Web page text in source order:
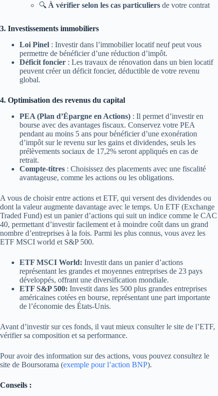
🔍 À vérifier selon les cas particuliers de votre contrat
3. Investissements immobiliers
Loi Pinel : Investir dans l’immobilier locatif neuf peut vous
permettre de bénéficier d’une réduction d’impôt.
Déficit foncier : Les travaux de rénovation dans un bien locatif
peuvent créer un déficit foncier, déductible de votre revenu
global.
4. Optimisation des revenus du capital
PEA (Plan d’Épargne en Actions) : Il permet d’investir en
bourse avec des avantages fiscaux. Conservez votre PEA
pendant au moins 5 ans pour bénéficier d’une exonération
d’impôt sur le revenu sur les gains et dividendes, seuls les
prélèvements sociaux de 17,2% seront appliqués en cas de
retrait.
Compte-titres : Choisissez des placements avec une fiscalité
avantageuse, comme les actions ou les obligations.
A vous de choisir entre actions et ETF, qui versent des dividendes ou
dont la valeur augmente davantage avec le temps. Un ETF (Exchange
Traded Fund) est un panier d’actions qui suit un indice comme le CAC
40, permettant d’investir facilement et à moindre coût dans un grand
nombre d’entreprises à la fois. Parmi les plus connus, vous avez les
ETF MSCI world et S&P 500.
ETF MSCI World: Investit dans un panier d’actions
représentant les grandes et moyennes entreprises de 23 pays
développés, offrant une diversification mondiale.
ETF S&P 500: Investit dans les 500 plus grandes entreprises
américaines cotées en bourse, représentant une part importante
de l’économie des États-Unis.
Avant d’investir sur ces fonds, il vaut mieux consulter le site de l’ETF,
vérifier sa composition et sa performance.
Pour avoir des information sur des actions, vous pouvez consultez le
site de Boursorama (exemple pour l’action BNP).
Conseils :